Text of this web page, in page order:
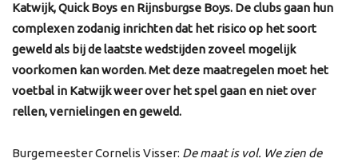
Katwijk, Quick Boys en Rijnsburgse Boys. De clubs gaan hun
complexen zodanig inrichten dat het risico op het soort
geweld als bij de laatste wedstijden zoveel mogelijk
voorkomen kan worden. Met deze maatregelen moet het
voetbal in Katwijk weer over het spel gaan en niet over
rellen, vernielingen en geweld.
Burgemeester Cornelis Visser: De maat is vol. We zien de